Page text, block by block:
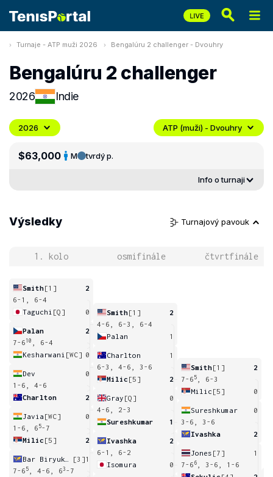
Turnaje - ATP muži 2026 Bengalúru 2 challenger - Dvouhry
Bengalúru 2 challenger
2026 Indie
2026 ATP (muži) - Dvouhry
$63,000 M tvrdý p.
Info o turnaji
Výsledky Turnajový pavouk
1. kolo osmifinále čtvrtfinále
Smith[1]
2
6-1, 6-4
Taguchi [Q] 0
Palan
2
7-6 10
, 6-4
Kesharwani [WC] 0
Dev
0
1-6, 4-6
Charlton
2
Javia [WC]
0
1-6, 6 5-7
Milic [5] 2
[3]1
7-6 5 , 4-6, 63 -7
Smith[1]
2
4-6, 6-3, 6-4
Palan
1
Charlton
1
6-3, 4-6, 3-6
Milic [5] 2
Gray [Q]
0
4-6, 2-3
Sureshkumar
1
Ivashka
2
6-1, 6-2
Isomura
0
Smith[1]
2
7-6 5
, 6-3
Milic [5] 0
Sureshkumar
0
3-6, 3-6
Ivashka
2
Jones [7]
1
7-6 6
, 3-6, 1-6